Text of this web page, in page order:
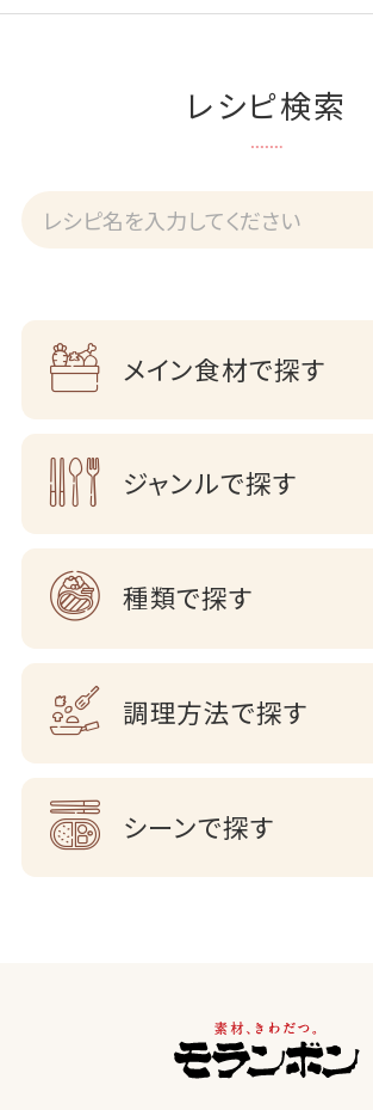
レシピ検索
メイン食材で探す
ジャンルで探す
種類で探す
調理方法で探す
シーンで探す